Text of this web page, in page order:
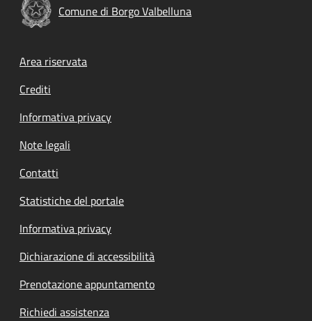
Comune di Borgo Valbelluna
Footer menu
Area riservata
Crediti
Informativa privacy
Note legali
Contatti
Statistiche del portale
Informativa privacy
Dichiarazione di accessibilità
Prenotazione appuntamento
Richiedi assistenza